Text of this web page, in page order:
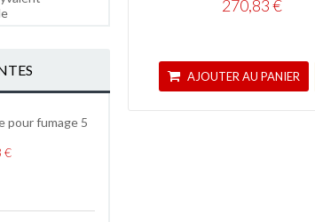
270,83 €
AJOUTER AU PANIER
pour fumage 5
€